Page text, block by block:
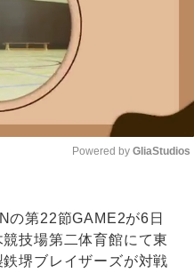
Powered by GliaStudios
第22節GAME2が6日
競技場第二体育館にて東
堺ブレイザーズが対戦